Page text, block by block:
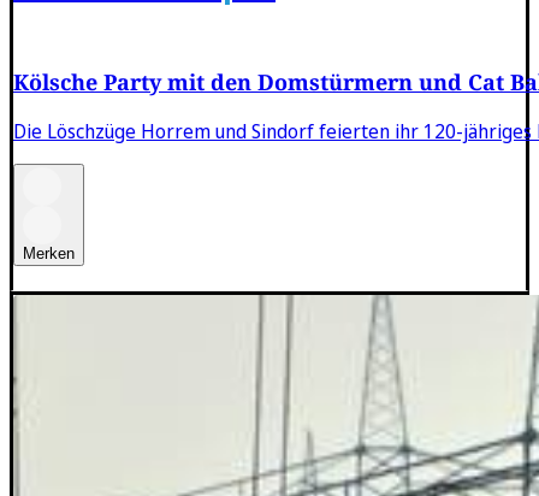
Kölsche Party mit den Domstürmern und Cat
Die Löschzüge Horrem und Sindorf feierten ihr 120-
Merken